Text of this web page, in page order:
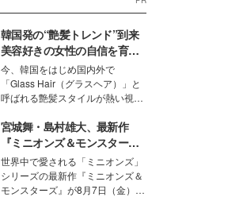
韓国発の“艶髪トレンド”到来
美容好きの女性の自信を育む
「ヘアケア事情」って？
今、韓国をはじめ国内外で
「Glass Hair（グラスヘア）」と
呼ばれる艶髪スタイルが熱い視線
ションの完成度を高めるベースと
して、“髪そのものの美しさ”に改
めて注目する人が増えている様
子。今回は、そんな憧れの艶やか
な髪を日常で叶える、美容好きの
女性たちのヘアケア事情を紹介し
宮城舞・島村雄大、最新作
『ミニオンズ＆モンスター
ズ』の魅力熱弁 ハチャメチャ
だけじゃない“友情と絆”に感
動
世界中で愛される「ミニオンズ」
シリーズの最新作『ミニオンズ＆
モンスターズ』が8月7日（金）に